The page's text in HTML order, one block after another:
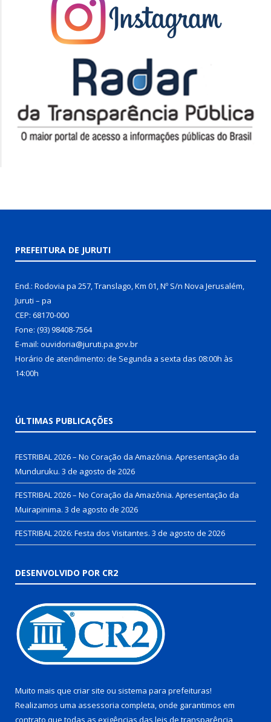
PREFEITURA DE JURUTI
End.: Rodovia pa 257, Translago, Km 01, Nº S/n Nova Jerusalém,
Juruti – pa
CEP: 68170-000
Fone: (93) 98408-7564
E-mail: ouvidoria@juruti.pa.gov.br
Horário de atendimento: de Segunda a sexta das 08:00h às
14:00h
ÚLTIMAS PUBLICAÇÕES
FESTRIBAL 2026 – No Coração da Amazônia. Apresentação da
Munduruku. 3 de agosto de 2026
FESTRIBAL 2026 – No Coração da Amazônia. Apresentação da
Muirapinima. 3 de agosto de 2026
FESTRIBAL 2026: Festa dos Visitantes. 3 de agosto de 2026
DESENVOLVIDO POR CR2
Muito mais que criar site ou sistema para prefeituras!
Realizamos uma assessoria completa, onde garantimos em
contrato que todas as exigências das leis de transparência